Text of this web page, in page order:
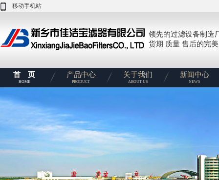
移动手机站
领先的过滤设备制造
货期 质量 售后的完
首 页
HOME
产品中心
PRODUCT
关于我们
ABOUT US
新闻中心
NEWS